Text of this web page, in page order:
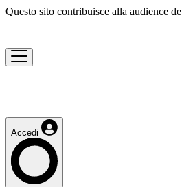
Questo sito contribuisce alla audience de
Accedi